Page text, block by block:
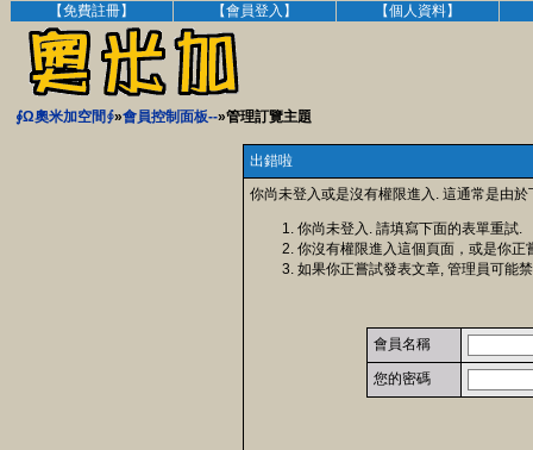
【免費註冊】 【會員登入】 【個人資料】
∮Ω奧米加空間∮»會員控制面板--»管理訂覽主題
出錯啦
你尚未登入或是沒有權限進入. 這通常是由於
你尚未登入. 請填寫下面的表單重試.
你沒有權限進入這個頁面，或是你
如果你正嘗試發表文章, 管理員可能
會員名稱
您的密碼